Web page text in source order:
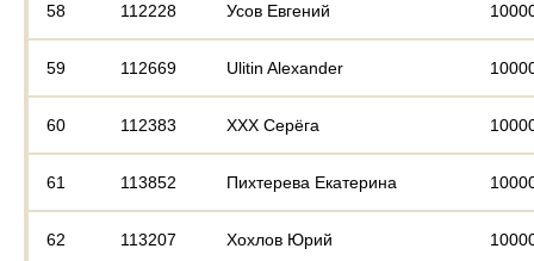
58 112228 Усов Евгений
59 112669 Ulitin Alexander
60 112383 ХХХ Серёга
61 113852 Пихтерева Екатерина
62 113207 Хохлов Юрий